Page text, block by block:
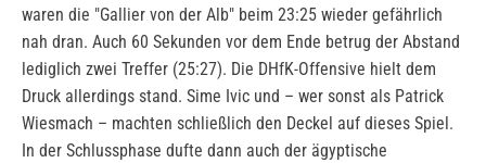
waren die "Gallier von der Alb" beim 23:25 wieder gefährlich
nah dran. Auch 60 Sekunden vor dem Ende betrug der Abstand
lediglich zwei Treffer (25:27). Die DHfK-Offensive hielt dem
Druck allerdings stand. Sime Ivic und – wer sonst als Patrick
Wiesmach – machten schließlich den Deckel auf dieses Spiel.
In der Schlussphase dufte dann auch der ägyptische